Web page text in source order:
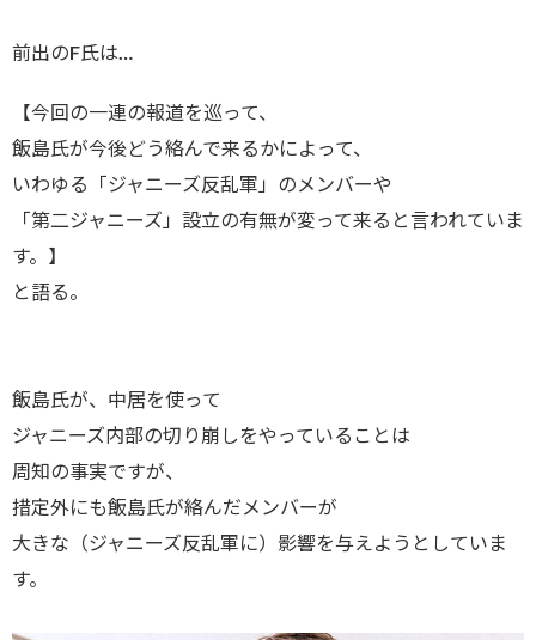
前出のF氏は…
【今回の一連の報道を巡って、
飯島氏が今後どう絡んで来るかによって、
いわゆる「ジャニーズ反乱軍」のメンバーや
「第二ジャニーズ」設立の有無が変って来ると言われていま
す。】
と語る。
飯島氏が、中居を使って
ジャニーズ内部の切り崩しをやっていることは
周知の事実ですが、
措定外にも飯島氏が絡んだメンバーが
大きな（ジャニーズ反乱軍に）影響を与えようとしていま
す。